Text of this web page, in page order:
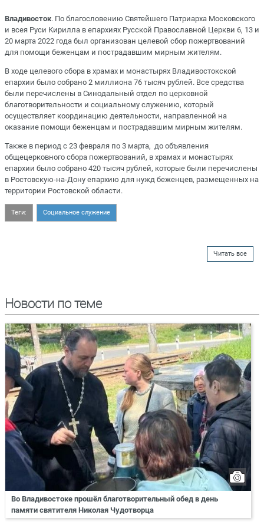
Владивосток. По благословению Святейшего Патриарха Московского
и всея Руси Кирилла в епархиях Русской Православной Церкви 6, 13 и
20 марта 2022 года был организован целевой сбор пожертвований
для помощи беженцам и пострадавшим мирным жителям.
В ходе целевого сбора в храмах и монастырях Владивостокской
епархии было собрано 2 миллиона 76 тысяч рублей. Все средства
были перечислены в Синодальный отдел по церковной
благотворительности и социальному служению, который
осуществляет координацию деятельности, направленной на
оказание помощи беженцам и пострадавшим мирным жителям.
Также в период с 23 февраля по 3 марта, до объявления
общецерковного сбора пожертвований, в храмах и монастырях
епархии было собрано 420 тысяч рублей, которые были перечислены
в Ростовскую-на-Дону епархию для нужд беженцев, размещенных на
территории Ростовской области.
Теги: Социальное служение
Читать все
Новости по теме
Во Владивостоке прошёл благотворительный обед в день
памяти святителя Николая Чудотворца